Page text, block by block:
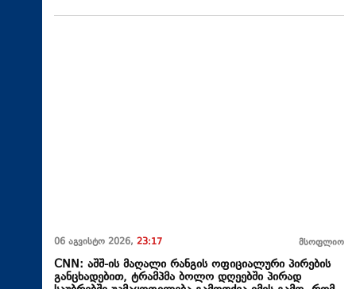
06 აგვისტო 2026, 23:17 მსოფლიო
CNN: აშშ-ის მაღალი რანგის ოფიციალური პირების
განცხადებით, ტრამპმა ბოლო დღეებში პირად